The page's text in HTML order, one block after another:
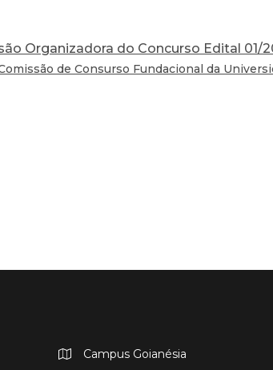
Organizadora do Concurso Edital 01/
de Consurso Fundacional da
Campus Goianésia